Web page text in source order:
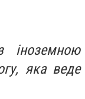
іноземною
яка веде